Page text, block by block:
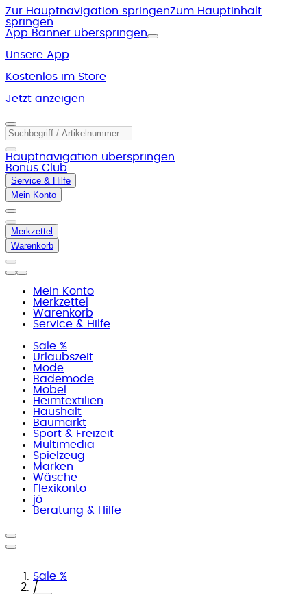
Zur Hauptnavigation springenZum Hauptinhalt
springen
App Banner überspringen
Unsere App
Kostenlos im Store
Jetzt anzeigen
Hauptnavigation überspringen
Bonus Club
Service & Hilfe
Mein Konto
Merkzettel
Warenkorb
Mein Konto
Merkzettel
Warenkorb
Service & Hilfe
Sale %
Urlaubszeit
Mode
Bademode
Möbel
Heimtextilien
Haushalt
Baumarkt
Sport & Freizeit
Multimedia
Spielzeug
Marken
Wäsche
Flexikonto
jö
Beratung & Hilfe
Sale %
/